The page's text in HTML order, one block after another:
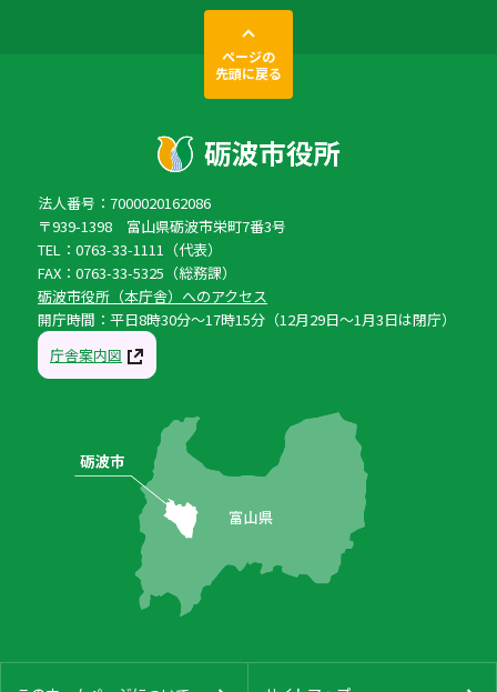
ページの
先頭に戻る
法人番号：7000020162086
〒939-1398 富山県砺波市栄町7番3号
TEL：0763-33-1111（代表）
FAX：0763-33-5325（総務課）
砺波市役所（本庁舎）へのアクセス
開庁時間：平日8時30分〜17時15分（12月29日〜1月3日は閉庁）
庁舎案内図